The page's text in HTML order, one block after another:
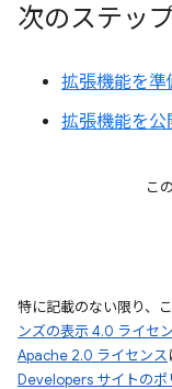
次のステッ
拡張機能を準
拡張機能を公
こ
特に記載のない限り、
ンズの表示 4.0 ライセ
Apache 2.0 ライセンス
Developers サイトのポ